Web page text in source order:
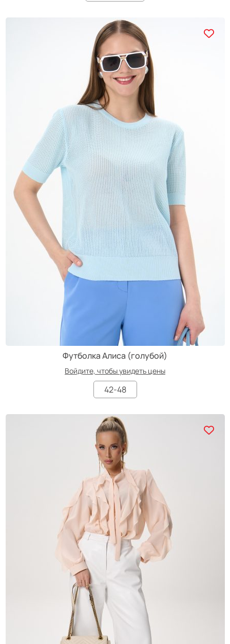
Футболка Алиса (голубой)
Войдите, чтобы увидеть цены
42-48